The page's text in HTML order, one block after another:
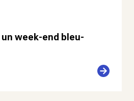
un week-end bleu-